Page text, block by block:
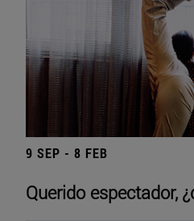
9 SEP - 8 FEB
Querido espectador,